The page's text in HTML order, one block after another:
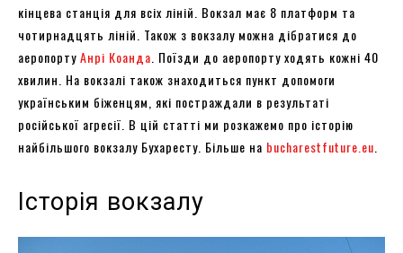
кінцева станція для всіх ліній. Вокзал має 8 платформ та
чотирнадцять ліній. Також з вокзалу можна дібратися до
аеропортуАнрі Коанда . Поїзди до аеропорту ходять кожні 40
хвилин. На вокзалі також знаходиться пункт допомоги
українським біженцям, які постраждали в результаті
російської агресії. В цій статті ми розкажемо про історію
найбільшого вокзалу Бухаресту. Більше на bucharestfuture.eu
Історія вокзалу